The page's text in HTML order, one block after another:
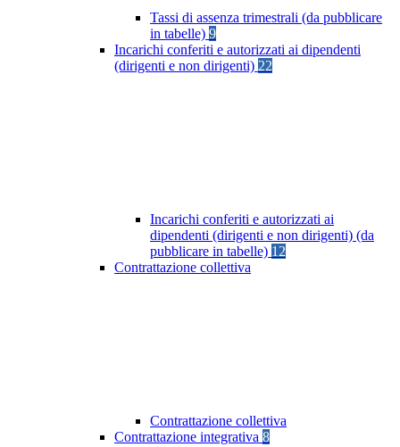
Tassi di assenza trimestrali (da pubblicare
in tabelle) 9
Incarichi conferiti e autorizzati ai dipendenti
(dirigenti e non dirigenti) 22
Incarichi conferiti e autorizzati ai
dipendenti (dirigenti e non dirigenti) (da
pubblicare in tabelle) 12
Contrattazione collettiva
Contrattazione collettiva
Contrattazione integrativa 8